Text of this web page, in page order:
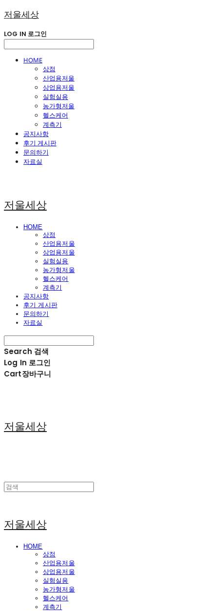
저울세상
LOG IN 로그인
HOME
상점
산업용저울
상업용저울
실험실용
농가형저울
헬스케어
계측기
공지사항
후기 게시판
문의하기
자료실
저울세상
HOME
상점
산업용저울
상업용저울
실험실용
농가형저울
헬스케어
계측기
공지사항
후기 게시판
문의하기
자료실
Search 검색
Log In 로그인
Cart장바구니
저울세상
저울세상
HOME
상점
산업용저울
상업용저울
실험실용
농가형저울
헬스케어
계측기